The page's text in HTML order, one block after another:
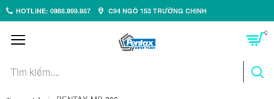
HOTLINE: 0988.999.987 C94 NGÕ 153 TRƯỜNG CHINH
0